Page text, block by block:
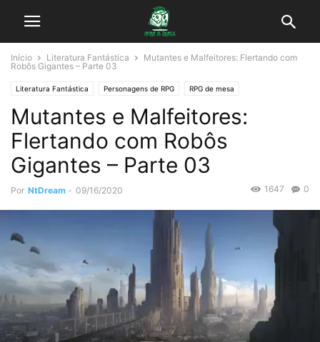
Início Literatura Fantástica
Mutantes e Malfeitores: Flertando com
Robôs Gigantes – Parte 03
Literatura Fantástica Personagens de RPG RPG de mesa
Mutantes e Malfeitores:
Flertando com Robôs
Gigantes – Parte 03
Por NtDream - 09/16/2020 0
1647